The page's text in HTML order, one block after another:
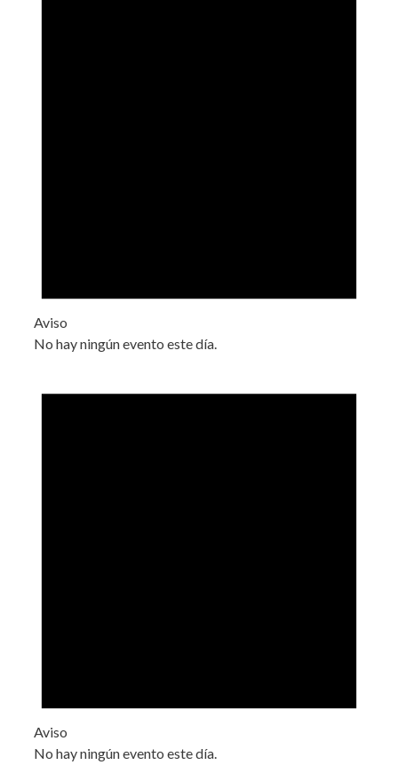
Aviso
No hay ningún evento este día.
Aviso
No hay ningún evento este día.